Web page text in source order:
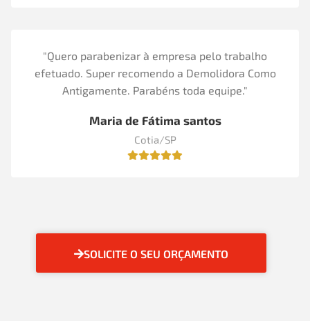
"Quero parabenizar à empresa pelo trabalho
efetuado. Super recomendo a Demolidora Como
Antigamente. Parabéns toda equipe."
Maria de Fátima santos
Cotia/SP
SOLICITE O SEU ORÇAMENTO